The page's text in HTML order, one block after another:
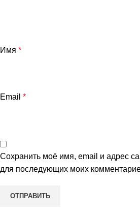
Имя *
Email *
Сохранить моё имя, email и адрес
для последующих моих